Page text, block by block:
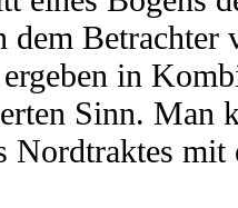
dem Betrachter
in
Sinn. Man
Nordtraktes